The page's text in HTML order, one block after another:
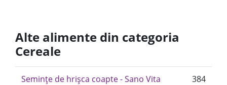
Alte alimente din categoria
Cereale
Semințe de hrișca coapte - Sano Vita
384